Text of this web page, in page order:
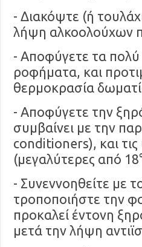
- Διακόψτε (ή
λήψη αλκοολούχων
- Αποφύγετε τα
ροφήματα, και
θερμοκρασία
- Αποφύγετε την
συμβαίνει με την
conditioners), και
(μεγαλύτερες από
- Συνεννοηθείτε με
τροποποιήστε την
προκαλεί έντονη
μετά την λήψη